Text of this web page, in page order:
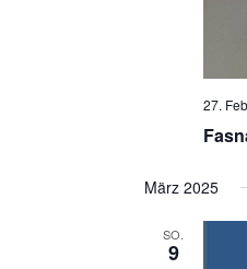
27.
März 2025
SO.
9